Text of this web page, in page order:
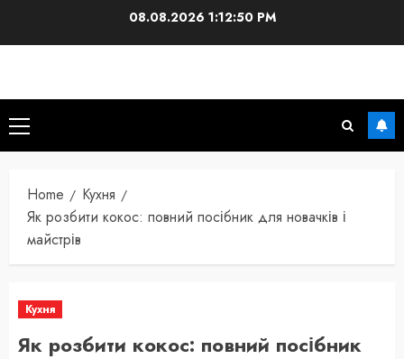
08.08.2026 1:12:52 PM
Primary
Menu
Home
Кухня
Як розбити кокос: повний посібник для новачків і
майстрів
Кухня
Як розбити кокос: повний посібник